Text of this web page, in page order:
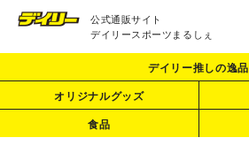
公式通販サイト
デイリースポーツまるしぇ
デイリー推しの逸品
オリジナルグッズ
食品